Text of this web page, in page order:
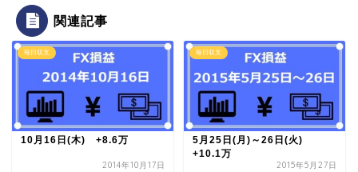
関連記事
毎日収支
10月16日(木) +8.6万
2014年10月17日
毎日収支
5月25日(月)～26日(火)
+10.1万
2015年5月27日